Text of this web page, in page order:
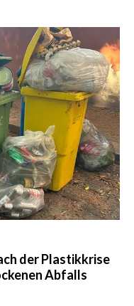
der Plastikkrise
Abfalls